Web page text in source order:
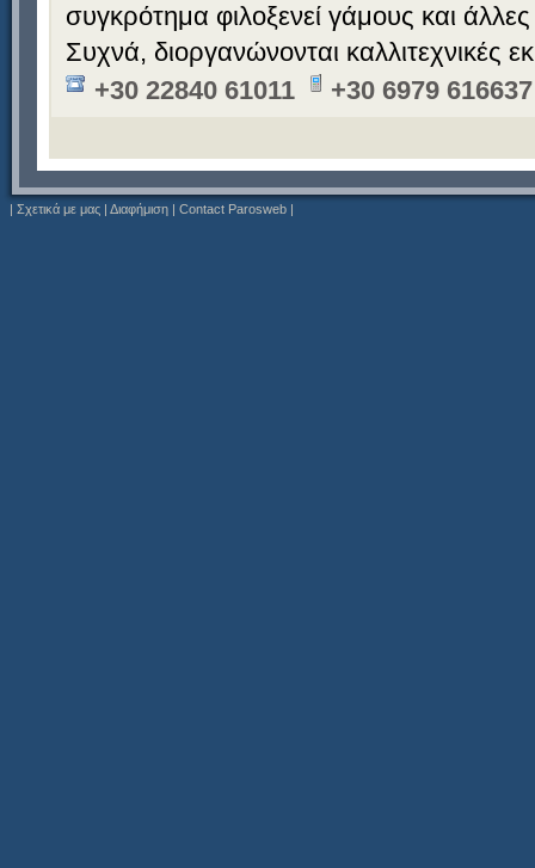
συγκρότημα φιλοξενεί γάμους και
Συχνά, διοργανώνονται καλλιτεχνικές
+30 22840 61011
+30 6979 616637
| Σχετικά με μας | Διαφήμιση | Contact Parosweb |